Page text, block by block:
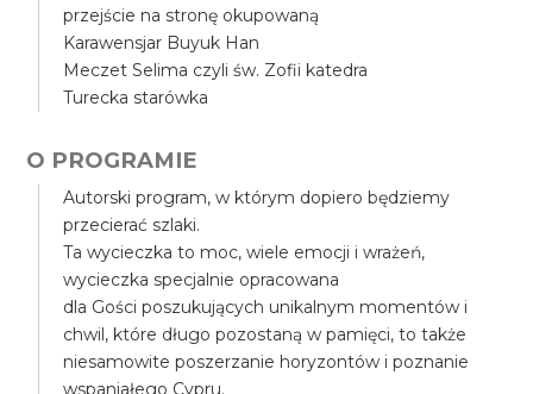
przejście na stronę okupowaną
Karawensjar Buyuk Han
Meczet Selima czyli św. Zofii katedra
Turecka starówka
O PROGRAMIE
Autorski program, w którym dopiero będziemy
przecierać szlaki.
Ta wycieczka to moc, wiele emocji i wrażeń,
wycieczka specjalnie opracowana
dla Gości poszukujących unikalnym momentów i
chwil, które długo pozostaną w pamięci, to także
niesamowite poszerzanie horyzontów i poznanie
wspaniałego Cypru.